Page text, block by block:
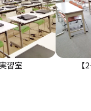
習室